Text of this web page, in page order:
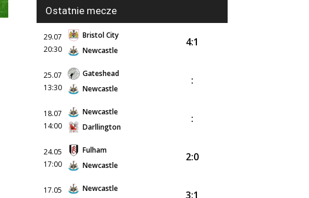
Ostatnie mecze
29.07
20:30
Bristol City
Newcastle
4:1
25.07
13:30
Gateshead
Newcastle
:
18.07
14:00
Newcastle
Darllington
:
24.05
17:00
Fulham
Newcastle
2:0
17.05
Newcastle
3:1